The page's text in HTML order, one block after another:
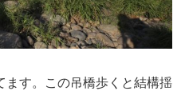
ます。この吊橋歩くと結構揺